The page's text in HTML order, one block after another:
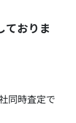
ておりま
同時査定で